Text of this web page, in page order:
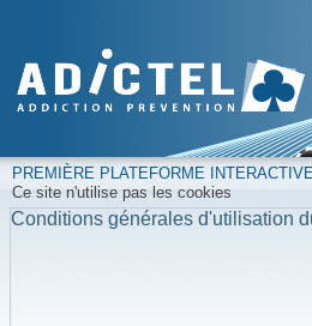
PREMIÈRE PLATEFORME
Ce site n'utilise pas les cookies
Conditions générales d'utilisation